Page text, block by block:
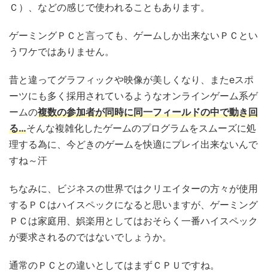
Ｃ）、などの感じで使われることもあります。
ゲーミングＰＣと言っても、ゲームしか出来ないＰＣとい
うワケではありません。
昔と違ってグラフィックや映像が美しくなり、またeスポ
ーツにも多く採用されているようなオンラインゲーム系ゲ
ームの複数の参加者が同時に同一フィールドの中で動き回
る…そんな複雑化したゲームのプログラムをスムーズに処
理する為に、今どきのゲームを快適にプレイ出来ないんで
すね～汗
ちなみに、ビジネスの世界ではクリエイターの方々が使用
するＰＣはハイスペックになると思いますが、ゲーミング
ＰＣは家庭用、娯楽用としてはおそらく一番ハイスペック
が要求されるのではないでしょうか。
通常のＰＣとの違いとしてはまずＣＰＵですね。